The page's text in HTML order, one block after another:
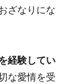
ざなりにな
経験してい
な愛情を受